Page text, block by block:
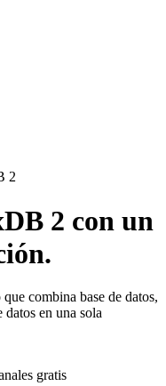
2
2 con un
combina base de datos,
en una sola
gratis